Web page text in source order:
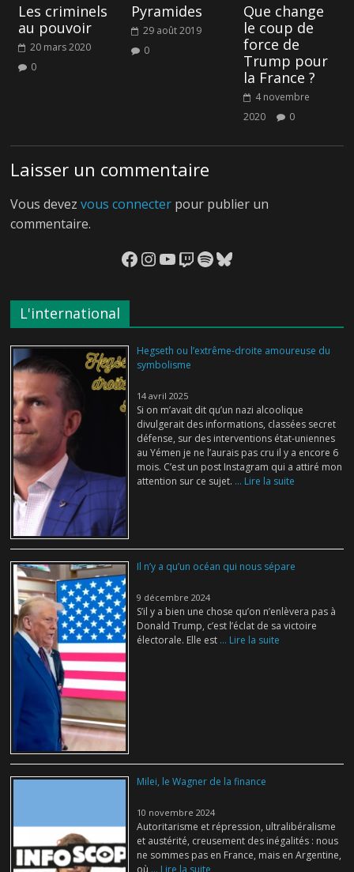
Les criminels
au pouvoir
20 mars 2020
0
Pyramides
29 août 2019
0
Que change
le coup de
force de
Trump pour
la France ?
4 novembre
2020
0
Laisser un commentaire
Vous devezvous connecter pour publier un
commentaire.
Facebook
Instagram
YouTube
Twitch
Spotify
Bluesky
L'international
Hegseth ou l’extrême-droite amoureuse du
symbolisme
14 avril 2025
Si on m’avait dit qu’un nazi alcoolique
divulgerait des informations, classées secret
défense, sur des interventions état-uniennes
au Yémen je ne l’aurais pas cru il y a encore 6
mois. C’est un post Instagram qui a attiré mon
attention sur ce sujet. ... Lire la suite
Il n’y a qu’un océan qui nous sépare
9 décembre 2024
S’il y a bien une chose qu’on n’enlèvera pas à
Donald Trump, c’est l’éclat de sa victoire
électorale. Elle est ... Lire la suite
Milei, le Wagner de la finance
10 novembre 2024
Autoritarisme et répression, ultralibéralisme
et austérité, creusement des inégalités : nous
ne sommes pas en France, mais en Argentine,